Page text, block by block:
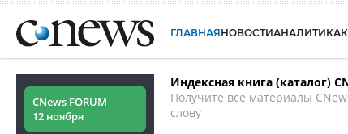
ГЛАВНАЯНОВОСТИАНАЛИТИКА
CNews FORUM
12 ноября
Индексная книга (каталог)
Получите все материалы
слову